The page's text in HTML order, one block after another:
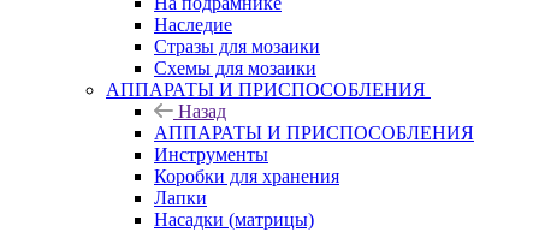
Наследие
Стразы для мозаики
Схемы для мозаики
АППАРАТЫ И ПРИСПОСОБЛЕНИЯ
Назад
АППАРАТЫ И ПРИСПОСОБЛЕНИЯ
Инструменты
Коробки для хранения
Лапки
Насадки (матрицы)